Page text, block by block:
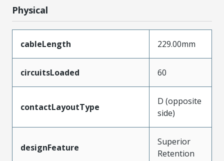
Physical
cableLength 229.00mm
circuitsLoaded 60
contactLayoutType
D (opposite
side)
designFeature
Superior
Retention